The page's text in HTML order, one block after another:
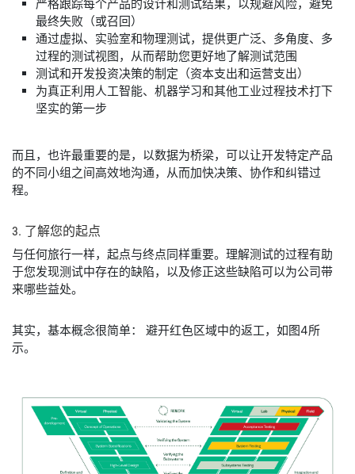
严格跟踪每个产品的设计和测试结果，以规避风险，避免
最终失败（或召回）
通过虚拟、实验室和物理测试，提供更广泛、多角度、多
过程的测试视图，从而帮助您更好地了解测试范围
测试和开发投资决策的制定（资本支出和运营支出）
为真正利用人工智能、机器学习和其他工业过程技术打下
坚实的第一步
而且，也许最重要的是，以数据为桥梁，可以让开发特定产品
的不同小组之间高效地沟通，从而加快决策、协作和纠错过
程。
3. 了解您的起点
与任何旅行一样，起点与终点同样重要。理解测试的过程有助
于您发现测试中存在的缺陷，以及修正这些缺陷可以为公司带
来哪些益处。
其实，基本概念很简单： 避开红色区域中的返工，如图4所
示。